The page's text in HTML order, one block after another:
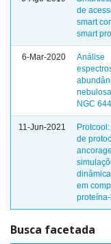
de
smart
smart
6-Mar-2020
Análise
NGC
11-Jun-2021
de
em
Busca facetada